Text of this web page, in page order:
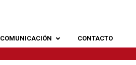
COMUNICACIÓN CONTACTO